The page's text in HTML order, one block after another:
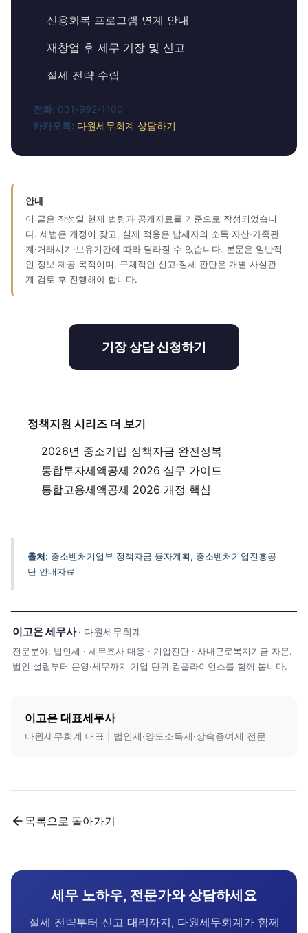
신용회복 프로그램 연계 안내
재창업 후 세무 기장 및 신고
절세 전략 수립
전화: 031-992-1100
카카오톡: 다원세무회계 상담하기
안내
이 글은 작성일 현재 법령과 공개자료를 기준으로 작성되었습니
다. 세법은 개정이 잦고, 실제 적용은 납세자의 소득·자산·가족관
계·거래시기·보유기간에 따라 달라질 수 있습니다. 본문은 일반적
인 정보 제공 목적이며, 구체적인 신고·절세 판단은 개별 사실관
계 검토 후 진행해야 합니다.
기장 상담 신청하기
정책지원 시리즈 더 보기
2026년 중소기업 정책자금 완전정복
통합투자세액공제 2026 실무 가이드
통합고용세액공제 2026 개정 핵심
출처: 중소벤처기업부 정책자금 융자계획, 중소벤처기업진흥공
단 안내자료
이고은 세무사· 다원세무회계
전문분야: 법인세 · 세무조사 대응 · 기업진단 · 사내근로복지기금 자문.
법인 설립부터 운영·세무까지 기업 단위 컴플라이언스를 함께 봅니다.
이고은 대표세무사
다원세무회계 대표 | 법인세·양도소득세·상속증여세 전문
목록으로 돌아가기
세무 노하우, 전문가와 상담하세요
절세 전략부터 신고 대리까지, 다원세무회계가 함께